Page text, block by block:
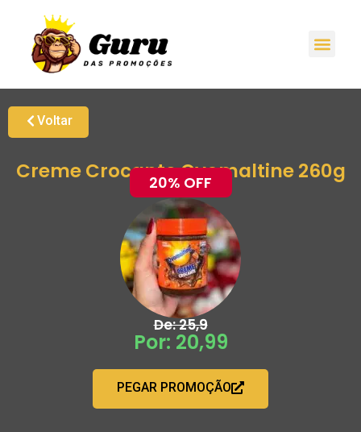
Voltar
Creme Crocante Ovomaltine 260g
20% OFF
De: 25,9
Por: 20,99
PEGAR PROMOÇÃO